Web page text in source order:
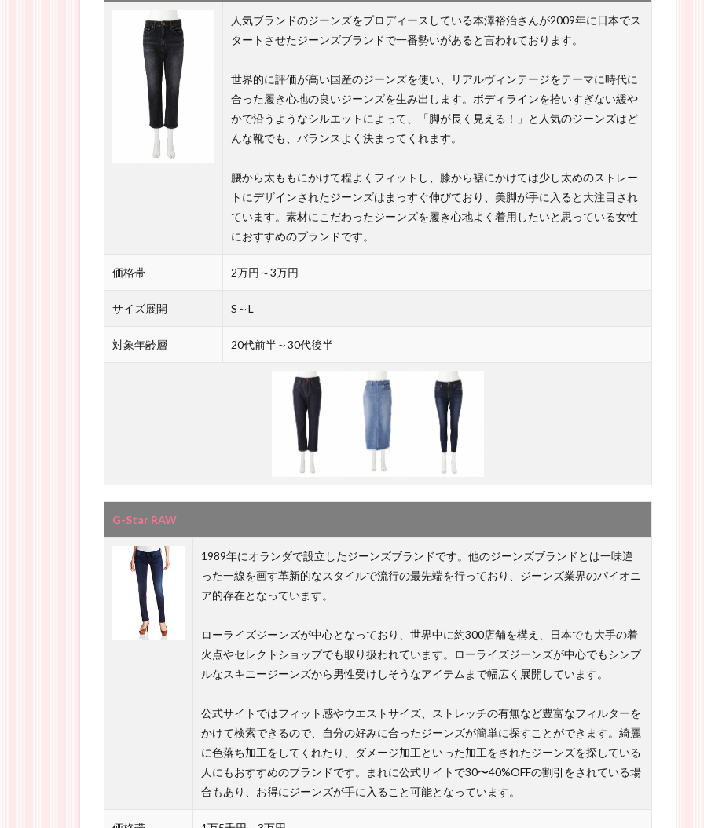
人気ブランドのジーンズをプロディースしている本澤裕治さんが2009年に日本でス
タートさせたジーンズブランドで一番勢いがあると言われております。
世界的に評価が高い国産のジーンズを使い、リアルヴィンテージをテーマに時代に
合った履き心地の良いジーンズを生み出します。ボディラインを拾いすぎない緩や
かで沿うようなシルエットによって、「脚が長く見える！」と人気のジーンズはど
んな靴でも、バランスよく決まってくれます。
腰から太ももにかけて程よくフィットし、膝から裾にかけては少し太めのストレー
トにデザインされたジーンズはまっすぐ伸びており、美脚が手に入ると大注目され
ています。素材にこだわったジーンズを履き心地よく着用したいと思っている女性
におすすめのブランドです。
価格帯 2万円～3万円
サイズ展開 S～L
対象年齢層 20代前半～30代後半
G-Star RAW
1989年にオランダで設立したジーンズブランドです。他のジーンズブランドとは一味違
った一線を画す革新的なスタイルで流行の最先端を行っており、ジーンズ業界のパイオニ
ア的存在となっています。
ローライズジーンズが中心となっており、世界中に約300店舗を構え、日本でも大手の着
火点やセレクトショップでも取り扱われています。ローライズジーンズが中心でもシンプ
ルなスキニージーンズから男性受けしそうなアイテムまで幅広く展開しています。
公式サイトではフィット感やウエストサイズ、ストレッチの有無など豊富なフィルターを
かけて検索できるので、自分の好みに合ったジーンズが簡単に探すことができます。綺麗
に色落ち加工をしてくれたり、ダメージ加工といった加工をされたジーンズを探している
人にもおすすめのブランドです。まれに公式サイトで30〜40%OFFの割引をされている場
合もあり、お得にジーンズが手に入ること可能となっています。